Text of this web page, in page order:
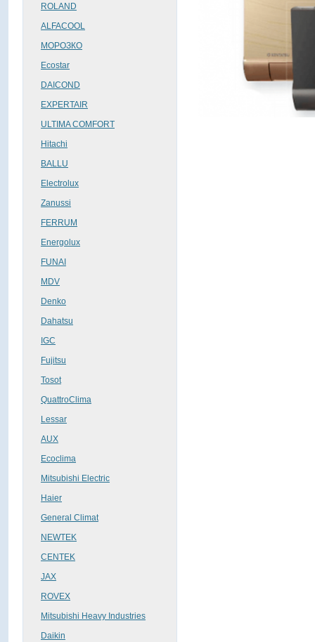
ROLAND
ALFACOOL
МОРОЗКО
Ecostar
DAICOND
EXPERTAIR
ULTIMA COMFORT
Hitachi
BALLU
Electrolux
Zanussi
FERRUM
Energolux
FUNAI
MDV
Denko
Dahatsu
IGC
Fujitsu
Tosot
QuattroClima
Lessar
AUX
Ecoclima
Mitsubishi Electric
Haier
General Climat
NEWTEK
CENTEK
JAX
ROVEX
Mitsubishi Heavy Industries
Daikin